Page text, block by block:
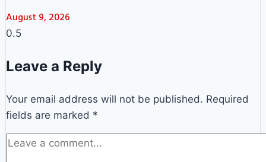
August 9, 2026
Leave a Reply
Your email address will not be published. Required
fields are marked *